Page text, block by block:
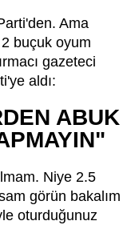
Ama
buçuk oyum
gazeteci
aldı:
ABUK
Niye 2.5
görün bakalım
oturduğunuz